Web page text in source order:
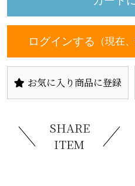
ログインする （現在
お気に入り商品に登録
SHARE
ITEM